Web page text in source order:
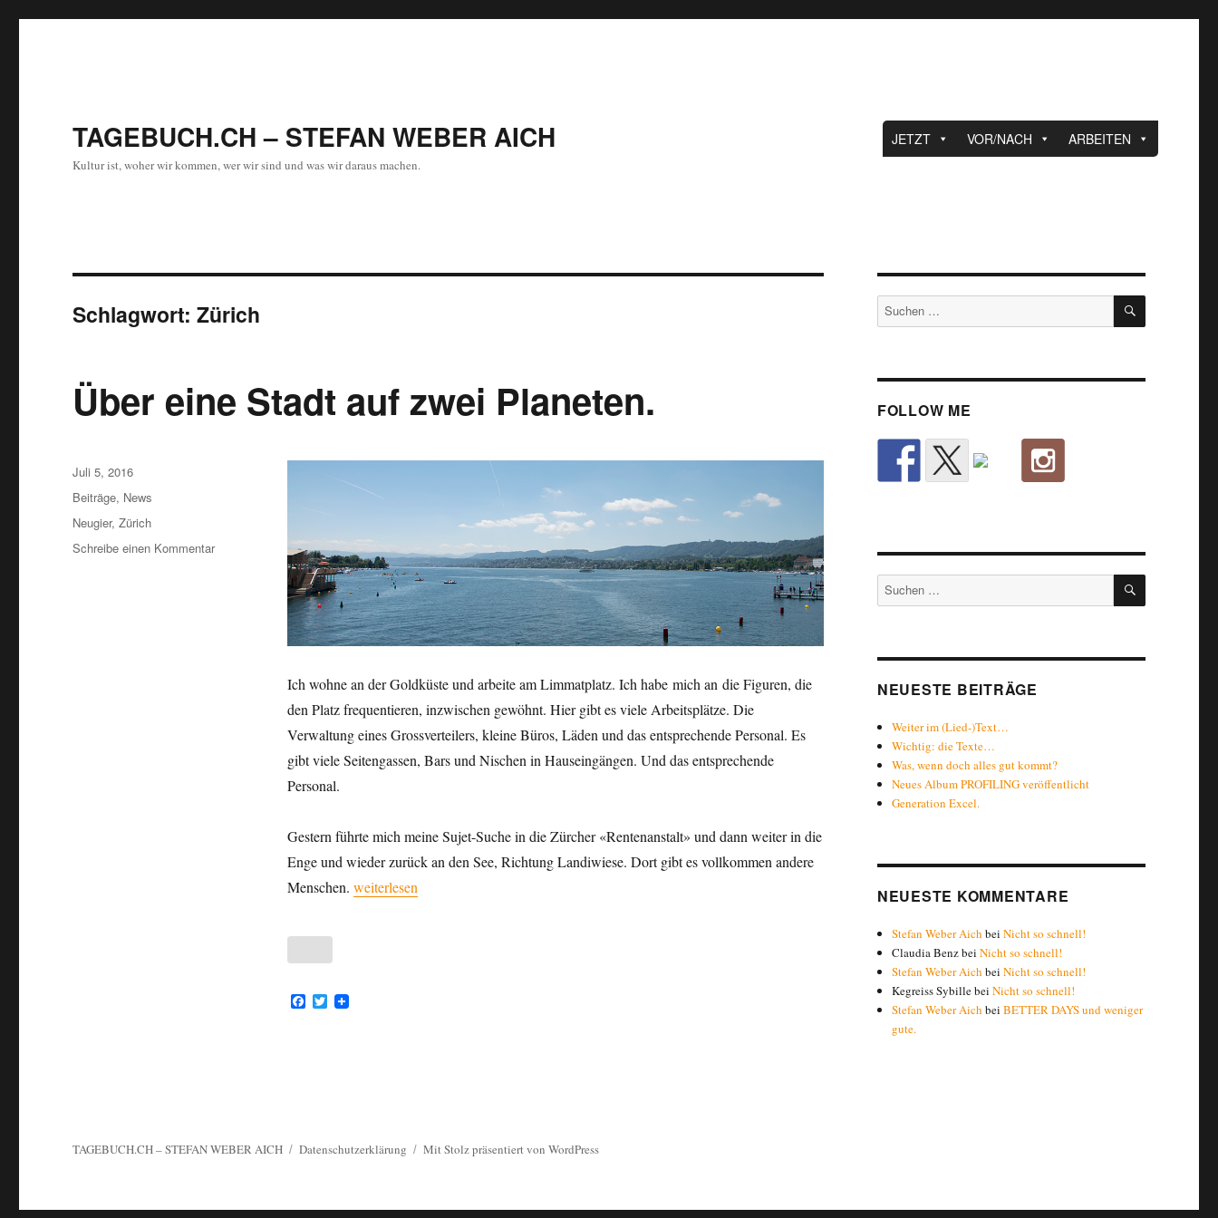
TAGEBUCH.CH – STEFAN WEBER AICH
Kultur ist, woher wir kommen, wer wir sind und was wir daraus machen.
JETZT VOR/NACH ARBEITEN
Schlagwort:Zürich
Über eine Stadt auf zwei Planeten.
Ich wohne an der Goldküste und arbeite am Limmatplatz. Ich habe mich an die Figuren, die
den Platz frequentieren, inzwischen gewöhnt. Hier gibt es viele Arbeitsplätze. Die
Verwaltung eines Grossverteilers, kleine Büros, Läden und das entsprechende Personal. Es
gibt viele Seitengassen, Bars und Nischen in Hauseingängen. Und das entsprechende
Personal.
Gestern führte mich meine Sujet-Suche in die Zürcher «Rentenanstalt» und dann weiter in die
Enge und wieder zurück an den See, Richtung Landiwiese. Dort gibt es vollkommen andere
Menschen. „Über eine Stadt auf zwei Planeten.“
weiterlesen
F
a
T
w
Veröffentlicht
am
Juli 5, 2016
Kategorien
Beiträge, News
Schlagwörter
Neugier,Zürich
Schreibe einen Kommentarzu
Suche
nach:
SUCHEN
FOLLOW ME
Suche
nach:
SUCHEN
NEUESTE BEITRÄGE
Weiter im (Lied-)Text…
Wichtig: die Texte…
Was, wenn doch alles gut kommt?
Neues Album PROFILING veröffentlicht
Generation Excel.
NEUESTE KOMMENTARE
Stefan Weber Aich beiNicht so schnell!
Claudia BenzbeiNicht so schnell!
Stefan Weber Aich beiNicht so schnell!
Kegreiss SybillebeiNicht so schnell!
Stefan Weber Aich beiBETTER DAYS und weniger
gute.
TAGEBUCH.CH – STEFAN WEBER AICH Datenschutzerklärung Mit Stolz präsentiert von WordPress